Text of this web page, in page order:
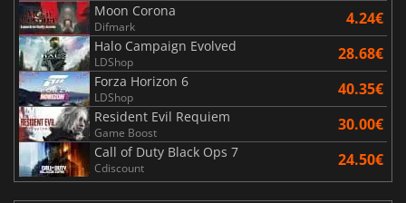
Moon Corona
Difmark 4.24€
Halo Campaign Evolved
LDShop 28.68€
Forza Horizon 6
LDShop 40.35€
Resident Evil Requiem
Game Boost 30.00€
Call of Duty Black Ops 7
Cdiscount 24.50€